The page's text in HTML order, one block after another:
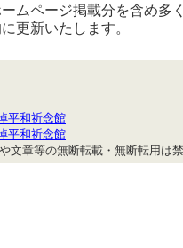
ムページ掲載分を含め多
更新いたします。
平和祈念館
平和祈念館
文章等の無断転載・無断転用は